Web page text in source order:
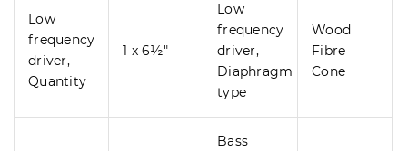
Low
frequency
driver,
Quantity
1 x 6½"
Low
frequency
driver,
Diaphragm
type
Wood
Fibre
Cone
Bass